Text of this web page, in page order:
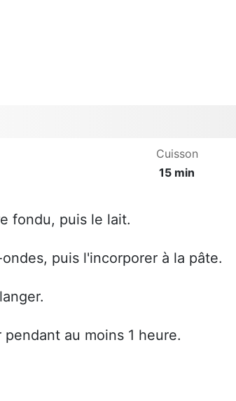
Cuisson
15 min
fondu, puis le lait.
puis l'incorporer à la pâte.
au moins 1 heure.